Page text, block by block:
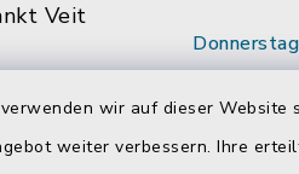
wir auf dieser
weiter verbessern. Ihre
Veit
veit.de
vorab